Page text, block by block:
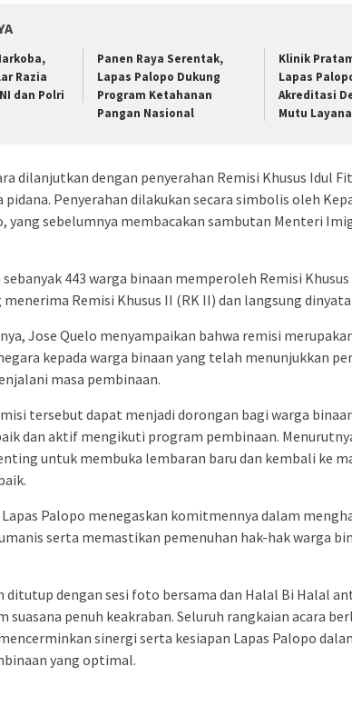
Razia
dan Polri
Panen Raya Serentak,
Lapas Palopo Dukung
Program Ketahanan
Pangan Nasional
Klinik
Lapas
Akreditasi
Mutu
dilanjutkan dengan penyerahan Remisi Khusus Idul
pidana. Penyerahan dilakukan secara simbolis oleh
yang sebelumnya membacakan sambutan Menteri
443 warga binaan memperoleh Remisi Khusus
Remisi Khusus II (RK II) dan langsung
Jose Quelo menyampaikan bahwa remisi
kepada warga binaan yang telah menunjukkan
masa pembinaan.
tersebut dapat menjadi dorongan bagi warga
dan aktif mengikuti program pembinaan.
untuk membuka lembaran baru dan kembali ke
Palopo menegaskan komitmennya dalam
serta memastikan pemenuhan hak-hak warga
ditutup dengan sesi foto bersama dan Halal Bi Halal
suasana penuh keakraban. Seluruh rangkaian acara
sinergi serta kesiapan Lapas Palopo
yang optimal.